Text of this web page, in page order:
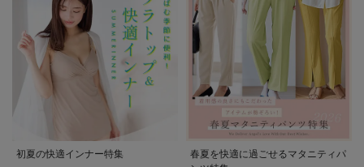
初夏の快適インナー特集
春夏を快適に過ごせるマタニティパ